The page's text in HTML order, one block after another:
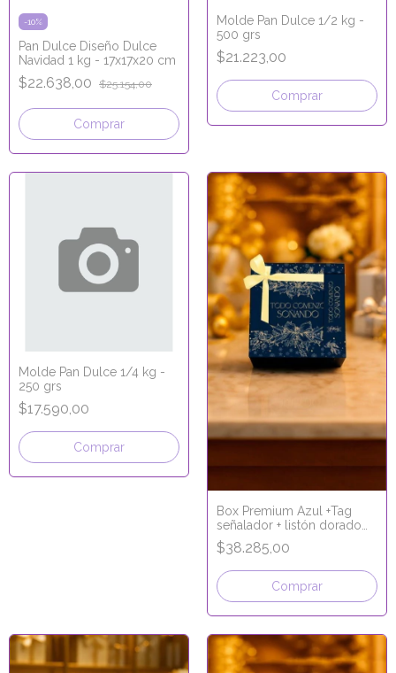
-10%
Pan Dulce Diseño Dulce
Navidad 1 kg - 17x17x20 cm
$22.638,00 $25.154,00
Comprar
Molde Pan Dulce 1/2 kg -
500 grs
$21.223,00
Comprar
Molde Pan Dulce 1/4 kg -
250 grs
$17.590,00
Comprar
Box Premium Azul +Tag
señalador + listón dorado
15x15x10
$38.285,00
Comprar